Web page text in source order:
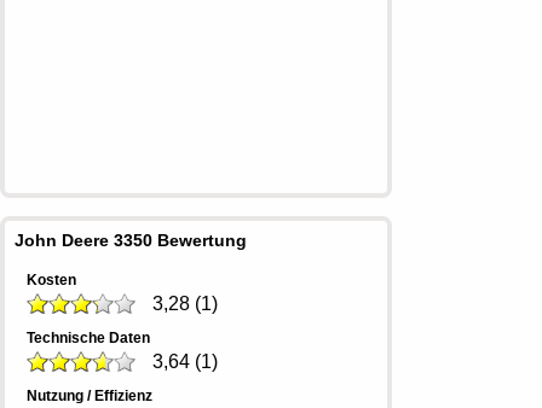
John Deere 3350 Bewertung
Kosten
3,28 (1)
Technische Daten
3,64 (1)
Nutzung / Effizienz